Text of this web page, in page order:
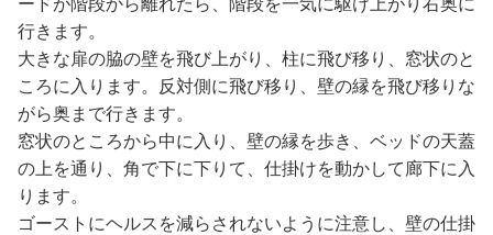
ードが階段から離れたら、階段を一気に駆け上がり右奥に
行きます。
大きな扉の脇の壁を飛び上がり、柱に飛び移り、窓状のと
ころに入ります。反対側に飛び移り、壁の縁を飛び移りな
がら奥まで行きます。
窓状のところから中に入り、壁の縁を歩き、ベッドの天蓋
の上を通り、角で下に下りて、仕掛けを動かして廊下に入
ります。
ゴーストにヘルスを減らされないように注意し、壁の仕掛